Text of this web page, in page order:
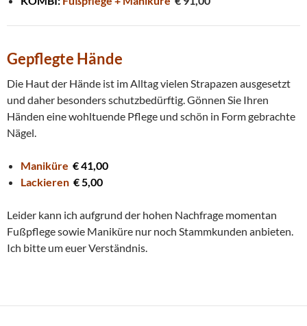
Gepflegte Hände
Die Haut der Hände ist im Alltag vielen Strapazen ausgesetzt
und daher besonders schutzbedürftig. Gönnen Sie Ihren
Händen eine wohltuende Pflege und schön in Form gebrachte
Nägel.
Maniküre € 41,00
Lackieren € 5,00
Leider kann ich aufgrund der hohen Nachfrage momentan
Fußpflege sowie Maniküre nur noch Stammkunden anbieten.
Ich bitte um euer Verständnis.